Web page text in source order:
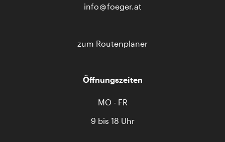
info
foeger.at
zum Routenplaner
Öffnungszeiten
MO - FR
9 bis 18 Uhr